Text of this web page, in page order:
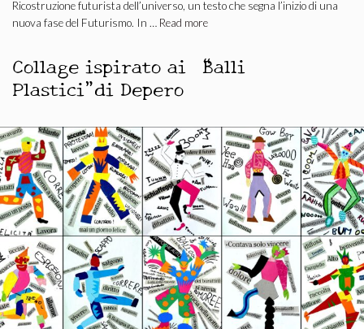
Ricostruzione futurista dell’universo, un testo che segna l’inizio di una
nuova fase del Futurismo. In … Read more
Collage ispirato ai “Balli
Plastici”di Depero